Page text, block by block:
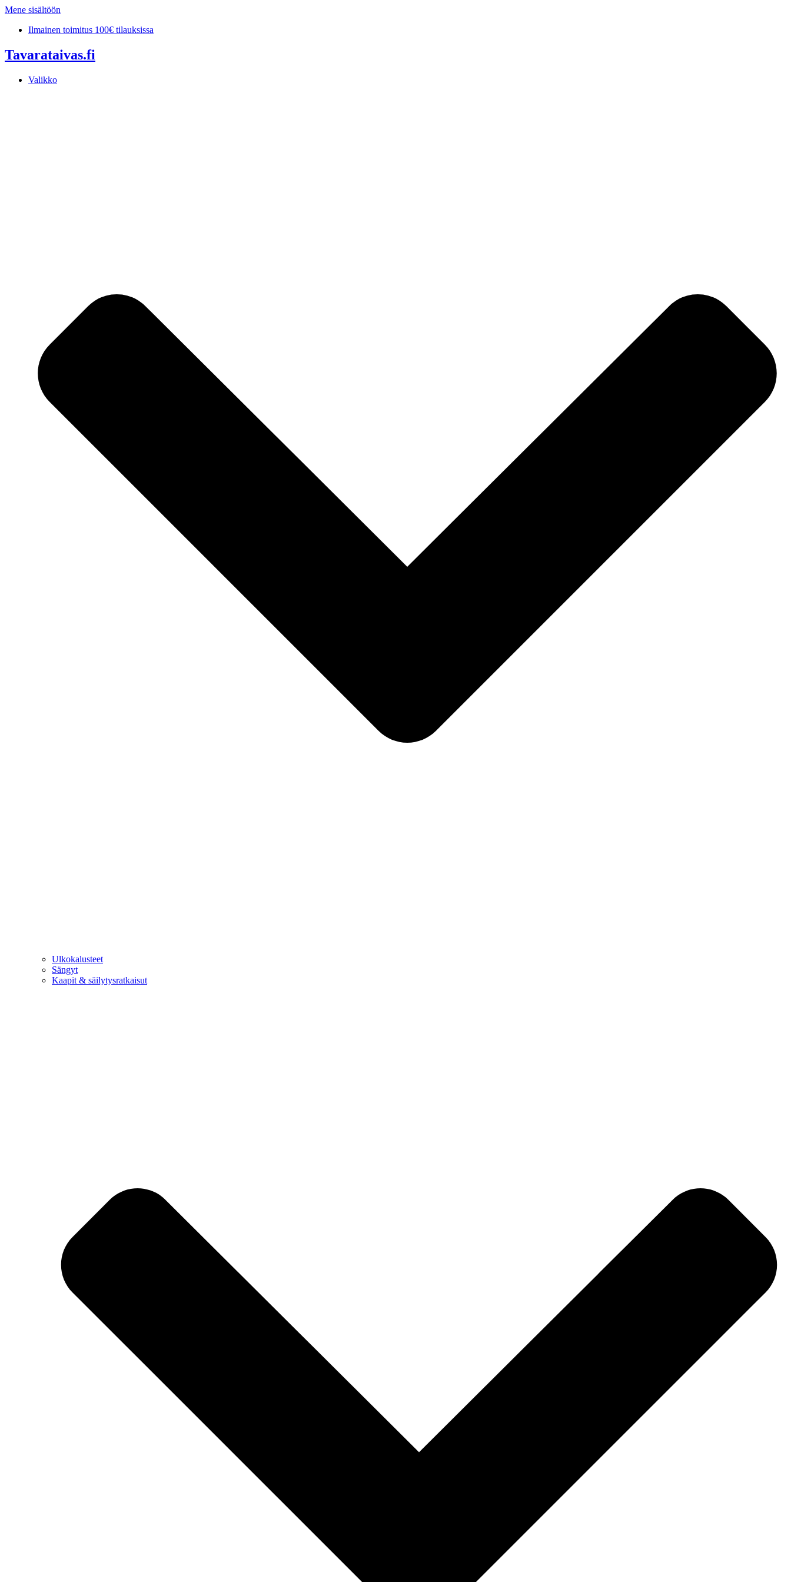
Mene sisältöön
Ilmainen toimitus 100€ tilauksissa
Tavarataivas.fi
Valikko
Ulkokalusteet
Sängyt
Kaapit & säilytysratkaisut